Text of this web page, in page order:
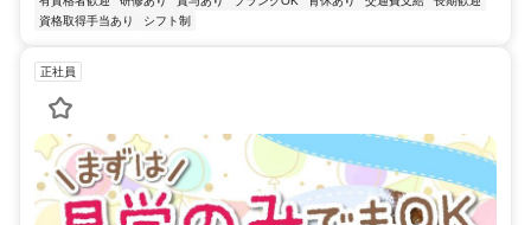
資格取得手当あり
シフト制
正社員